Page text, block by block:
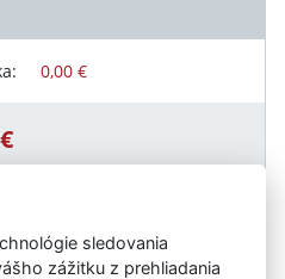
0,00 €
sledovania
zážitku z prehliadania